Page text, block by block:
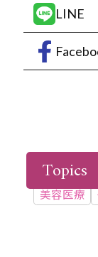
LINE
最新号情報
美容医療
Topics